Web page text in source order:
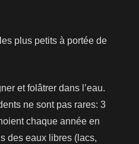
plus petits à portée de
et folâtrer dans l’eau.
ne sont pas rares: 3
chaque année en
des eaux libres (lacs,